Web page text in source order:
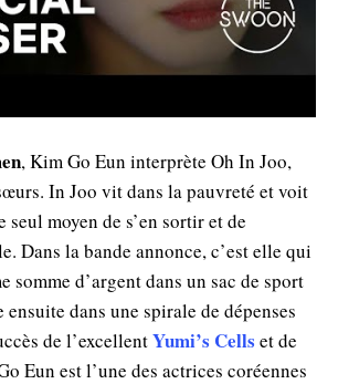
, Kim Go Eun interprète Oh In Joo,
In Joo vit dans la pauvreté et voit
seul moyen de s’en sortir et de
Dans la bande annonce, c’est elle qui
somme d’argent dans un sac de sport
ensuite dans une spirale de dépenses
de l’excellentYumi’s Cells et de
Eun est l’une des actrices coréennes